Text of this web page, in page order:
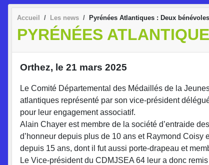
Accueil Les news Pyrénées Atlantiques : Deux
PYRÉNÉES
Orthez, le 21 mars 2025
Le Comité Départemental des Médaillés de la
atlantiques représenté par son vice-président
pour leur engagement associatif.
Alain Chayer est membre de la société d’entraide
d’honneur depuis plus de 10 ans et Raymond
depuis 15 ans, dont il fut aussi porte-drapeau et
Le Vice-président du CDMJSEA 64 leur a donc